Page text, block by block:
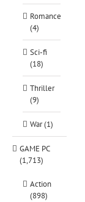
Romance
(4)
Sci-fi
(18)
Thriller
(9)
War (1)
GAME PC
(1,713)
Action
(898)